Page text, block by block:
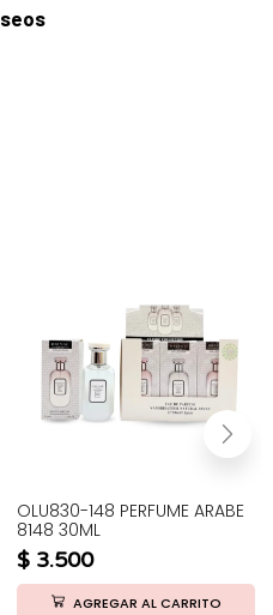
OLU830-148 PERFUME ARABE
8148 30ML
$ 3.500
AGREGAR AL CARRITO